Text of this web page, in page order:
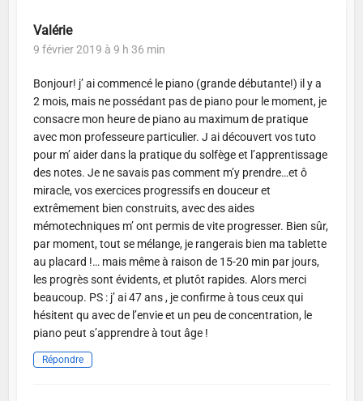
Valérie
9 février 2019 à 9 h 36 min
Bonjour! j’ ai commencé le piano (grande débutante!) il y a
2 mois, mais ne possédant pas de piano pour le moment, je
consacre mon heure de piano au maximum de pratique
avec mon professeure particulier. J ai découvert vos tuto
pour m’ aider dans la pratique du solfège et l’apprentissage
des notes. Je ne savais pas comment m’y prendre…et ô
miracle, vos exercices progressifs en douceur et
extrêmement bien construits, avec des aides
mémotechniques m’ ont permis de vite progresser. Bien sûr,
par moment, tout se mélange, je rangerais bien ma tablette
au placard !… mais même à raison de 15-20 min par jours,
les progrès sont évidents, et plutôt rapides. Alors merci
beaucoup. PS : j’ ai 47 ans , je confirme à tous ceux qui
hésitent qu avec de l’envie et un peu de concentration, le
piano peut s’apprendre à tout âge !
Répondre